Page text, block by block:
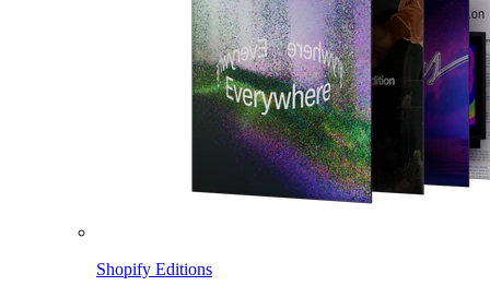
Shopify Editions